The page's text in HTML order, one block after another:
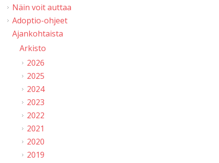
Näin voit auttaa
Adoptio-ohjeet
Ajankohtaista
Arkisto
2026
2025
2024
2023
2022
2021
2020
2019